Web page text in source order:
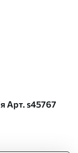
Арт. s45767